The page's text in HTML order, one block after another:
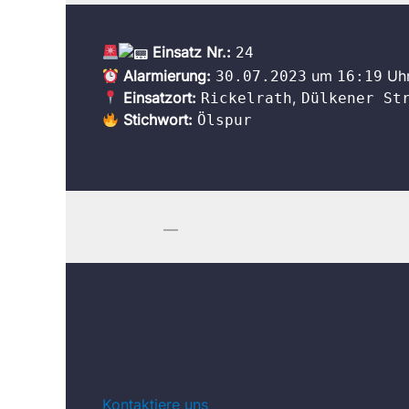
Einsatz Nr.: 24
Alarmierung: 30.07.2023 um 16:19
Einsatzort: Rickelrath, Dülkener
Stichwort: Ölspur
—
Kontaktiere uns